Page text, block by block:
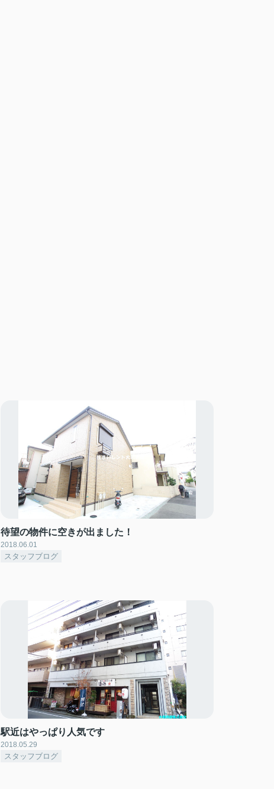
待望の物件に空きが出ました！
2018.06.01
スタッフブログ
駅近はやっぱり人気です
2018.05.29
スタッフブログ